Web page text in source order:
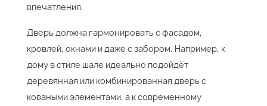
впечатления.
Дверь должна гармонировать с фасадом,
кровлей, окнами и даже с забором. Например, к
дому в стиле шале идеально подойдёт
деревянная или комбинированная дверь с
коваными элементами, а к современному